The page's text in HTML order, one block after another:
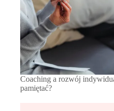
Coaching a rozwój
pamiętać?